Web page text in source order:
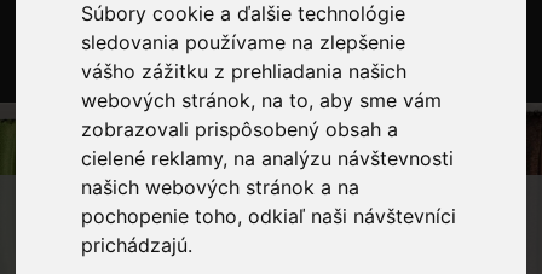
Súbory cookie a ďalšie technológie
sledovania používame na zlepšenie
vášho zážitku z prehliadania našich
webových stránok, na to, aby sme vám
zobrazovali prispôsobený obsah a
cielené reklamy, na analýzu návštevnosti
našich webových stránok a na
pochopenie toho, odkiaľ naši návštevníci
prichádzajú.
OBCHOD GALANTÉRIA
BAVLNKY NA VYŠÍVANIE